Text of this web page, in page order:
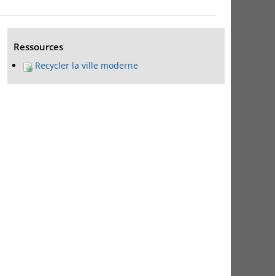
Ressources
Recycler la ville moderne